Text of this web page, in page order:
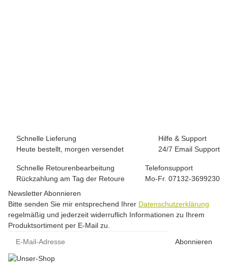
Schnelle Lieferung
Heute bestellt, morgen versendet
Hilfe & Support
24/7 Email Support
Schnelle Retourenbearbeitung
Rückzahlung am Tag der Retoure
Telefonsupport
Mo-Fr. 07132-3699230
Newsletter Abonnieren
Bitte senden Sie mir entsprechend Ihrer Datenschutzerklärung
regelmäßig und jederzeit widerruflich Informationen zu Ihrem
Produktsortiment per E-Mail zu.
Abonnieren